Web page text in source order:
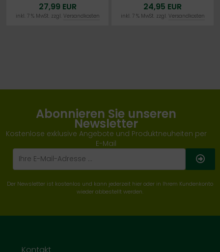
27,99 EUR
inkl. 7 % MwSt. zzgl. Versandkosten
LABORGEPRÜFT -
früher ZMA
24,95 EUR
inkl. 7 % MwSt. zzgl. Versandkosten
Abonnieren Sie unseren
Newsletter
Kostenlose exklusive Angebote und Produktneuheiten per
E-Mail
Der Newsletter ist kostenlos und kann jederzeit hier oder in Ihrem Kundenkonto
wieder abbestellt werden.
Kontakt